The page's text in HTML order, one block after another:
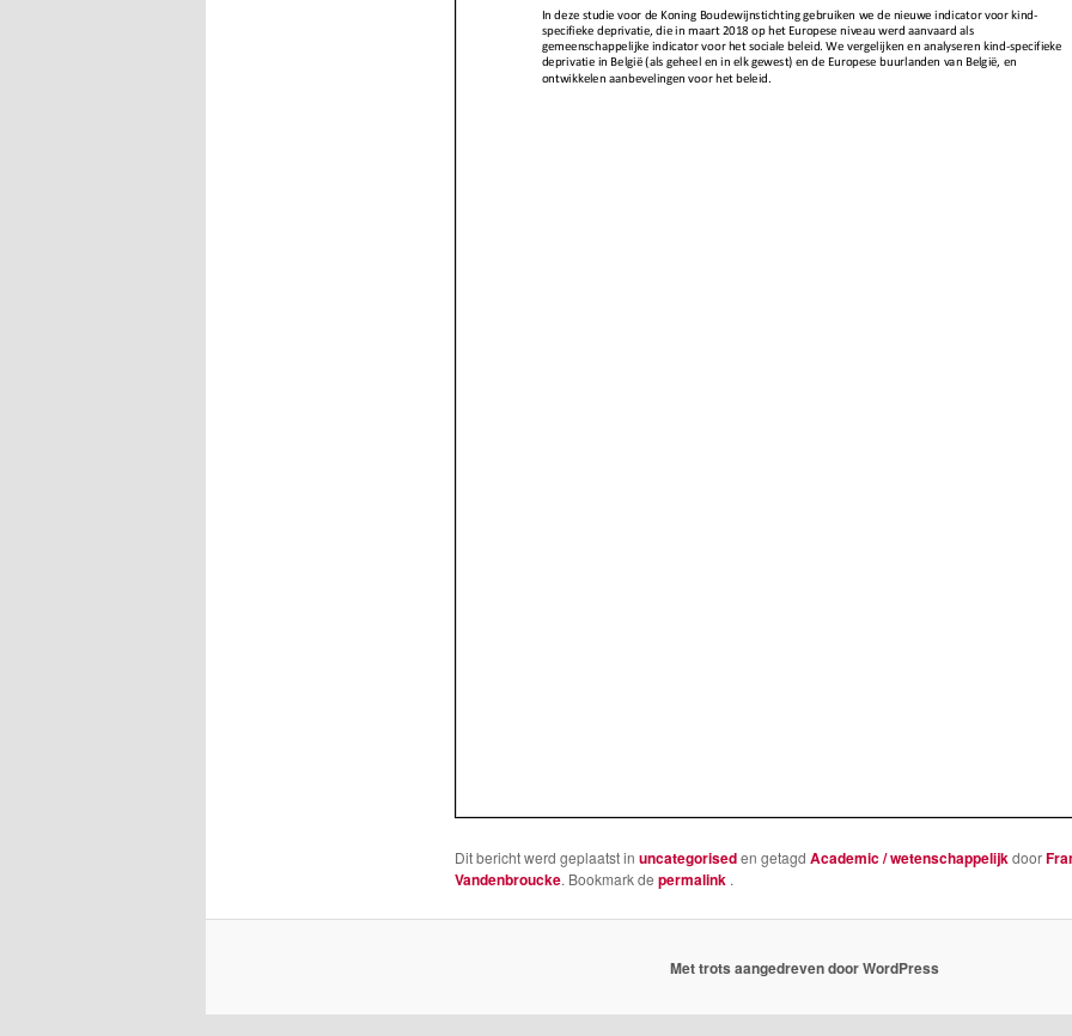
Dit bericht werd geplaatst in uncategoriseden getagd Academic / wetenschappelijkdoor
Vandenbroucke. Bookmark de permalink .
Met trots aangedreven door WordPress